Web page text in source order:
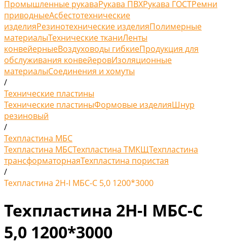
Промышленные рукаваРукава ПВХРукава ГОСТРемни
приводныеАсбестотехнические
изделияРезинотехнические изделияПолимерные
материалыТехнические тканиЛенты
конвейерныеВоздуховоды гибкиеПродукция для
обслуживания конвейеровИзоляционные
материалыСоединения и хомуты
/
Технические пластины
Технические пластиныФормовые изделияШнур
резиновый
/
Техпластина МБС
Техпластина МБСТехпластина ТМКЩТехпластина
трансформаторнаяТехпластина пористая
/
Техпластина 2Н-I МБС-С 5,0 1200*3000
Техпластина 2Н-I МБС-С
5,0 1200*3000